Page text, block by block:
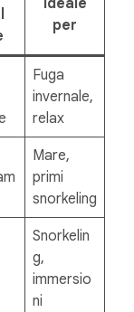
Ideale
per
Fuga
invernale,
relax
Mare,
primi
snorkeling
Snorkelin
g,
immersio
ni